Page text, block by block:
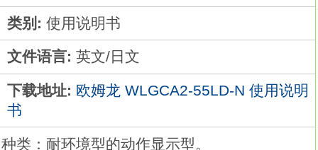
类别: 使用说明书
文件语言: 英文/日文
下载地址: 欧姆龙 WLGCA2-55LD-N 使用说明
书
种类：耐环境型的动作显示型。